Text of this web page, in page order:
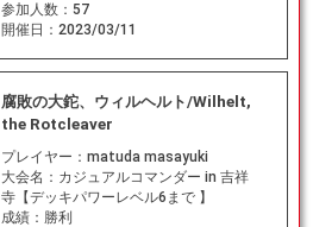
参加人数： 57
開催日： 2023/03/11
腐敗の大鉈、ウィルヘルト/Wilhelt,
the Rotcleaver
プレイヤー： matuda masayuki
大会名： カジュアルコマンダー in 吉祥
寺【デッキパワーレベル6まで 】
成績： 勝利